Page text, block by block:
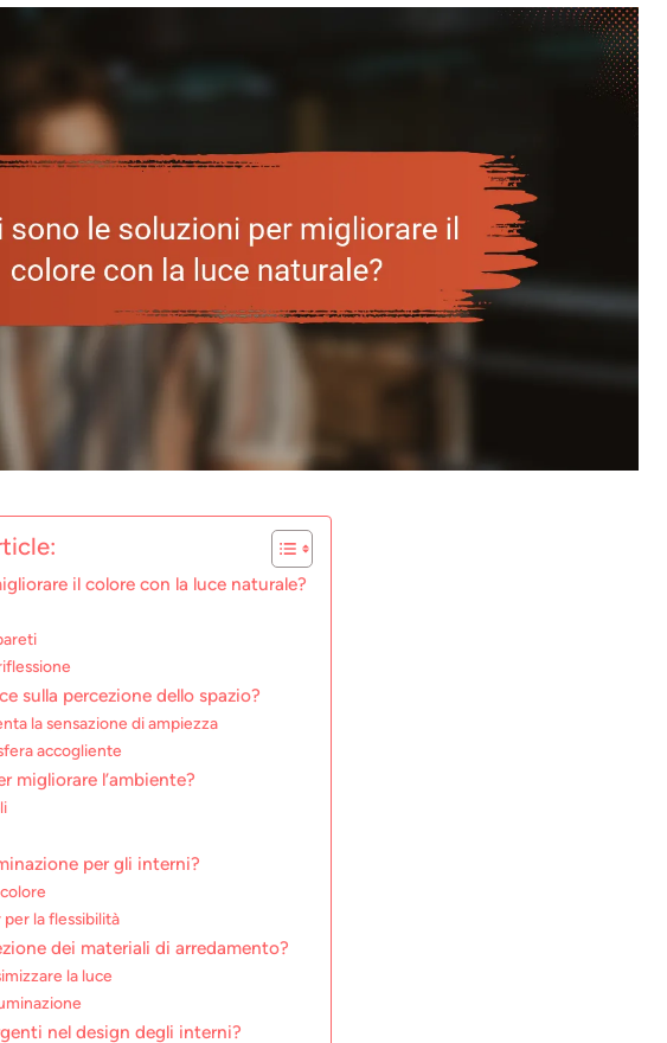
il colore con la luce naturale?
sulla percezione dello spazio?
la sensazione di ampiezza
accogliente
migliorare l’ambiente?
per gli interni?
per la flessibilità
dei materiali di arredamento?
la luce
nel design degli interni?